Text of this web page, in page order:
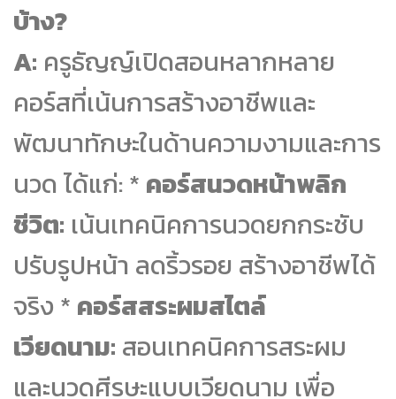
บ้าง?
A: ครูธัญญ์เปิดสอนหลากหลาย
คอร์สที่เน้นการสร้างอาชีพและ
พัฒนาทักษะในด้านความงามและการ
นวด ได้แก่: * คอร์สนวดหน้าพลิก
ชีวิต: เน้นเทคนิคการนวดยกกระชับ
ปรับรูปหน้า ลดริ้วรอย สร้างอาชีพได้
จริง * คอร์สสระผมสไตล์
เวียดนาม: สอนเทคนิคการสระผม
และนวดศีรษะแบบเวียดนาม เพื่อ